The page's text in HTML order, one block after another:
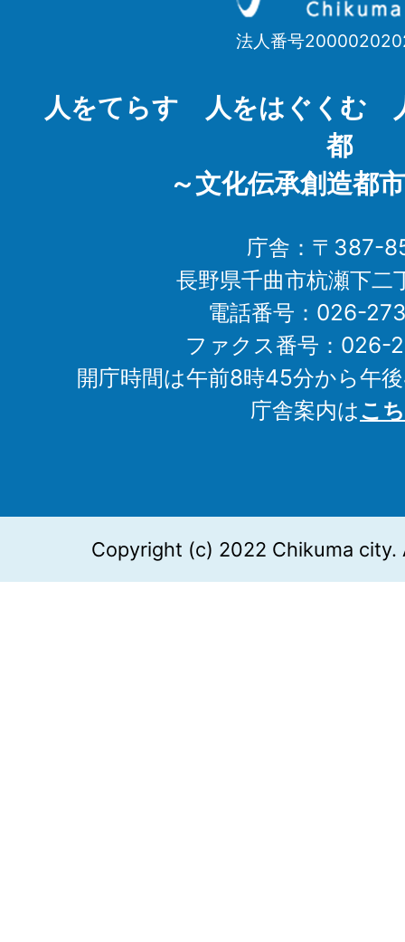
Chikuma
法人番号
人をてらす 人をはぐくむ
都
～文化伝承創造都
庁舎：〒387-
長野県千曲市杭瀬下二
電話番号：026-
ファクス番号：026-
開庁時間は午前8時45分から午
庁舎案内はこ
Copyright (c) 2022 Chikuma city.